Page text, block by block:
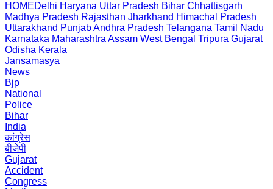
HOMEDelhi Haryana Uttar Pradesh Bihar Chhattisgarh
Madhya Pradesh Rajasthan Jharkhand Himachal Pradesh
Uttarakhand PunjabAndhra Pradesh Telangana Tamil Nadu
Karnataka Maharashtra Assam West Bengal Tripura Gujarat
Odisha Kerala
Jansamasya
News
Bjp
National
Police
Bihar
India
कांग्रेस
बीजेपी
Gujarat
Accident
Congress